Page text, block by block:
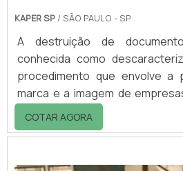
KAPER SP / SÃO PAULO - SP
A destruição de
conhecida como
procedimento que envolve a
marca e a imagem de
etc. O procedimento
gestão de resíduos,
existam impactos negativos à
COTAR AGORA